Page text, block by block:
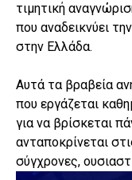
τιμητική
που αναδεικνύει
στην Ελλάδα.
Αυτά τα βραβεία
που εργάζεται
για να βρίσκεται
ανταποκρίνεται
σύγχρονες,